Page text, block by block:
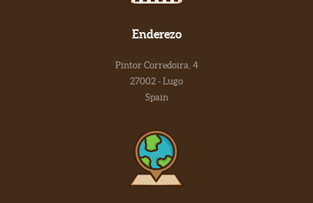
Enderezo
Pintor Corredoira, 4
27002 - Lugo
Spain